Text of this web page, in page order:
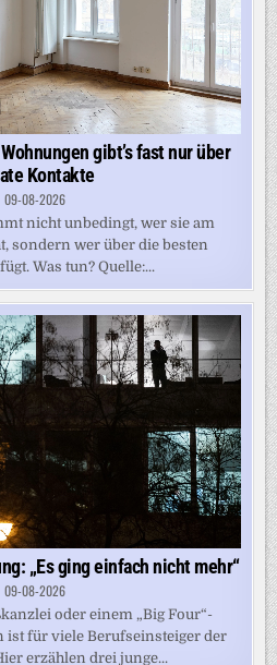
gibt’s fast nur über
Kontakte
09-08-2026
nicht unbedingt, wer sie am
sondern wer über die besten
Was tun? Quelle:...
„Es ging einfach nicht mehr“
09-08-2026
oder einem „Big Four“-
ist für viele Berufseinsteiger der
erzählen drei junge...